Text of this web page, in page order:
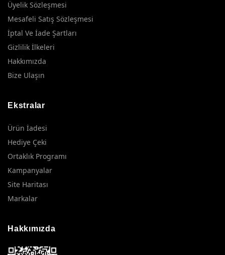
Üyelik Sözleşmesi
Mesafeli Satış Sözleşmesi
İptal Ve İade Şartları
Gizlilik İlkeleri
Hakkımızda
Bize Ulaşın
Ekstralar
Ürün İadesi
Hediye Çeki
Ortaklık Programı
Kampanyalar
Site Haritası
Markalar
Hakkımızda